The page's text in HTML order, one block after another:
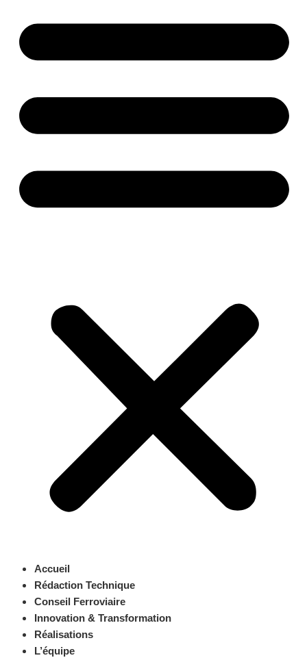
Accueil
Rédaction Technique
Conseil Ferroviaire
Innovation & Transformation
Réalisations
L’équipe